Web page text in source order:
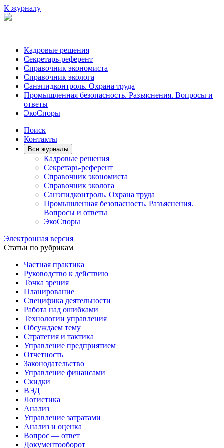
К журналу
Кадровые решения
Секретарь-референт
Справочник экономиста
Справочник эколога
Санэпидконтроль. Охрана труда
Промышленная безопасность. Разъяснения. Вопросы и
ответы
ЭкоСпоры
Поиск
Контакты
Все журналы
Кадровые решения
Секретарь-референт
Справочник экономиста
Справочник эколога
Санэпидконтроль. Охрана труда
Промышленная безопасность. Разъяснения.
Вопросы и ответы
ЭкоСпоры
Электронная версия
Статьи по рубрикам
Частная практика
Руководство к действию
Точка зрения
Планирование
Специфика деятельности
Работа над ошибками
Технологии управления
Обсуждаем тему
Стратегия и тактика
Управление предприятием
Отчетность
Законодательство
Управление финансами
Скидки
ВЭД
Логистика
Анализ
Управление затратами
Анализ и оценка
Вопрос — ответ
Документооборот